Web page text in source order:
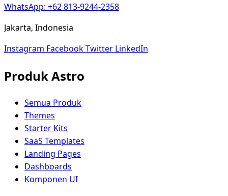
WhatsApp: +62 813-9244-2358
Jakarta, Indonesia
Instagram FacebookTwitter LinkedIn
Produk Astro
Semua Produk
Themes
Starter Kits
SaaS Templates
Landing Pages
Dashboards
Komponen UI